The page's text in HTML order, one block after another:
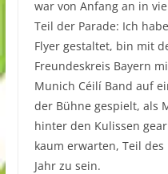
war von Anfang an in
Teil der Parade: Ich
Flyer gestaltet, bin mit
Freundeskreis Bayern
Munich Céilí Band auf
der Bühne gespielt, als
hinter den Kulissen
kaum erwarten, Teil
Jahr zu sein.